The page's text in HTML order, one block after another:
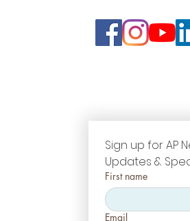
Sign up for AP
Updates &
First name
Email